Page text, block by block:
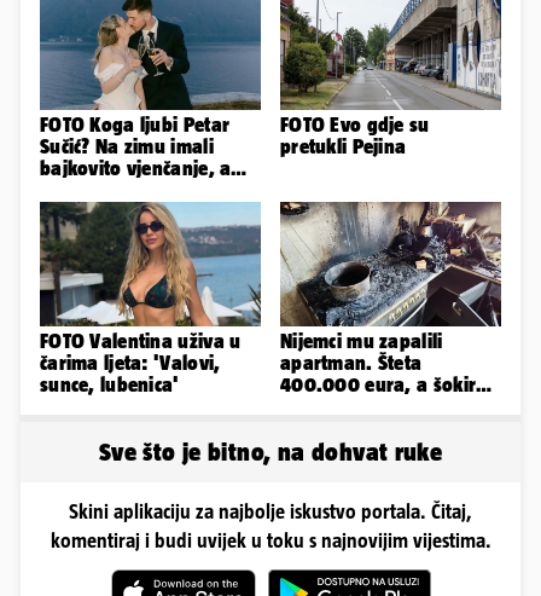
FOTO Koga ljubi Petar
Sučić? Na zimu imali
bajkovito vjenčanje, a
sin!
FOTO Evo gdje su
pretukli Pejina
FOTO Valentina uživa u
čarima ljeta: 'Valovi,
sunce, lubenica'
Nijemci mu zapalili
apartman. Šteta
400.000 eura, a šokirao
Sve što je bitno, na dohvat ruke
Skini aplikaciju za najbolje iskustvo portala. Čitaj,
komentiraj i budi uvijek u toku s najnovijim vijestima.